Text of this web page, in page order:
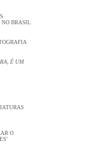
NO BRASIL
É UM
O